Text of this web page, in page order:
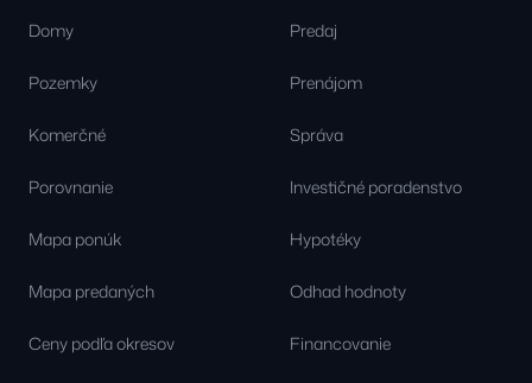
Domy
Pozemky
Komerčné
Porovnanie
Mapa ponúk
Mapa predaných
Ceny podľa okresov
Predaj
Prenájom
Správa
Investičné poradenstvo
Hypotéky
Odhad hodnoty
Financovanie